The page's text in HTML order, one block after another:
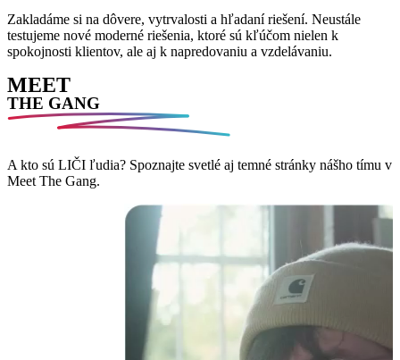
Zakladáme si na dôvere, vytrvalosti a hľadaní riešení. Neustále
testujeme nové moderné riešenia, ktoré sú kľúčom nielen k
spokojnosti klientov, ale aj k napredovaniu a vzdelávaniu.
MEET
THE GANG
A kto sú LIČI ľudia? Spoznajte svetlé aj temné stránky nášho tímu v
Meet The Gang.